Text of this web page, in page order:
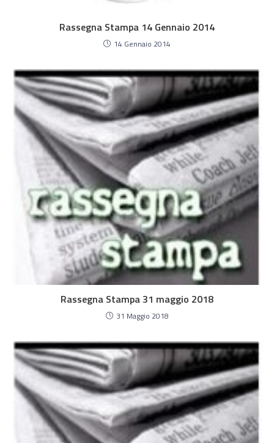
Rassegna Stampa 14 Gennaio 2014
14 Gennaio 2014
Rassegna Stampa 31 maggio 2018
31 Maggio 2018